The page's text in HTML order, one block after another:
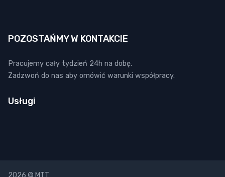
POZOSTAŃMY W KONTAKCIE
Pracujemy cały tydzień 24h na dobę.
Zadzwoń do nas aby omówić warunki współpracy.
Usługi